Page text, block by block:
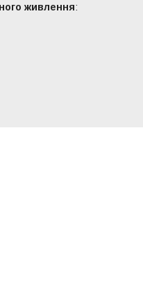
живлення: